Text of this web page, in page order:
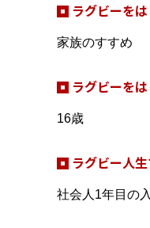
ラグビーを
家族のすすめ
ラグビーを
16歳
ラグビー人
社会人1年目の